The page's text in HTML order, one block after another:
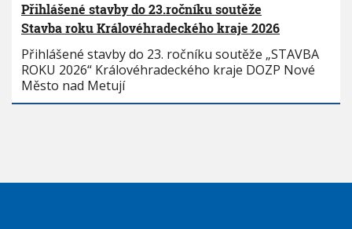
Přihlášené stavby do 23.ročníku soutěže
Stavba roku Královéhradeckého kraje 2026
Přihlášené stavby do 23. ročníku soutěže „STAVBA
ROKU 2026“ Královéhradeckého kraje DOZP Nové
Město nad Metují